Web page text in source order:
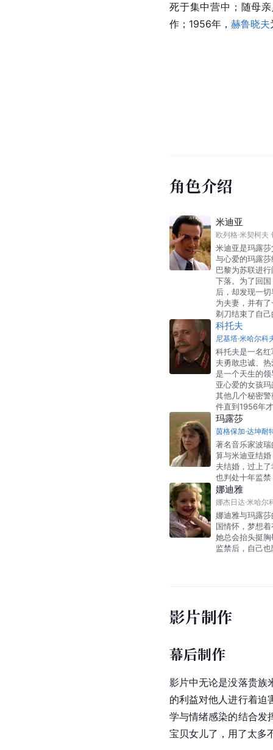
死于集中营中；随母
作；1956年， 赫鲁晓夫
角色介绍
米迪亚
欧列格·米契柯夫
米迪亚是玛露
与心爱的玛露
巴黎为苏联进
下落。为了回
后，却发现一
为夫妻，并有
剃刀结束了自
科托夫
尼基塔·米哈尔科
科托夫是一名
夫勇敢忠诚、
是一个天生的
亚心爱的女孩
其他几个秘密
件直到1956年
玛露莎
茵格保加·达坤耐
著名音乐家波
算与米迪亚结
夫结婚，过上
也判处十年监
娜迪雅
娜杰日达·米哈尔
娜迪雅与玛露
国情怀，梦想
她总会抬头挺
监禁后，自己
影片制作
幕后制作
影片中无论是没落贵族
的利益对他人进行着迫
学与情绪感染的结合发
宝贝女儿了，用了太多